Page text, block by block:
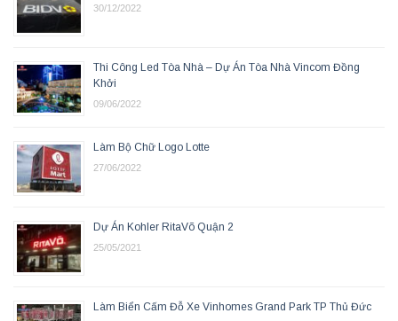
30/12/2022
Thi Công Led Tòa Nhà – Dự Án Tòa Nhà Vincom Đồng
Khởi
09/06/2022
Làm Bộ Chữ Logo Lotte
27/06/2022
Dự Án Kohler RitaVõ Quận 2
25/05/2021
Làm Biển Cấm Đỗ Xe Vinhomes Grand Park TP Thủ Đức